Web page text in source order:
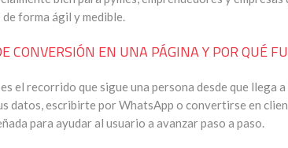
forma ágil y medible.
CONVERSIÓN EN UNA PÁGINA Y POR QUÉ
es el recorrido que sigue una persona desde que llega
datos, escribirte por WhatsApp o convertirse en
para ayudar al usuario a avanzar paso a paso.